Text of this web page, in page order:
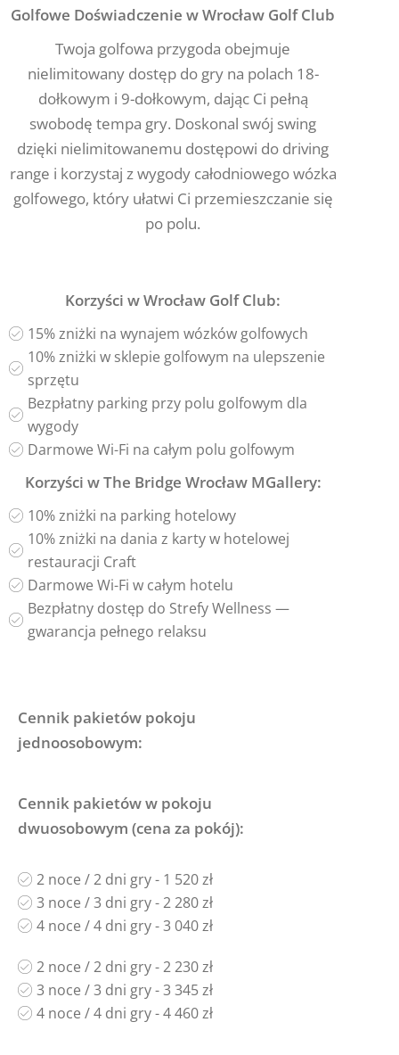
Golfowe Doświadczenie w Wrocław Golf Club
Twoja golfowa przygoda obejmuje
nielimitowany dostęp do gry na polach 18-
dołkowym i 9-dołkowym, dając Ci pełną
swobodę tempa gry. Doskonal swój swing
dzięki nielimitowanemu dostępowi do driving
range i korzystaj z wygody całodniowego wózka
golfowego, który ułatwi Ci przemieszczanie się
po polu.
Korzyści w Wrocław Golf Club:
15% zniżki na wynajem wózków golfowych
10% zniżki w sklepie golfowym na ulepszenie
sprzętu
Bezpłatny parking przy polu golfowym dla
wygody
Darmowe Wi-Fi na całym polu golfowym
Korzyści w The Bridge Wrocław MGallery:
10% zniżki na parking hotelowy
10% zniżki na dania z karty w hotelowej
restauracji Craft
Darmowe Wi-Fi w całym hotelu
Bezpłatny dostęp do Strefy Wellness —
gwarancja pełnego relaksu
Cennik pakietów pokoju
jednoosobowym:
Cennik pakietów w pokoju
dwuosobowym (cena za pokój):
2 noce / 2 dni gry - 1 520 zł
3 noce / 3 dni gry - 2 280 zł
4 noce / 4 dni gry - 3 040 zł
2 noce / 2 dni gry - 2 230 zł
3 noce / 3 dni gry - 3 345 zł
4 noce / 4 dni gry - 4 460 zł